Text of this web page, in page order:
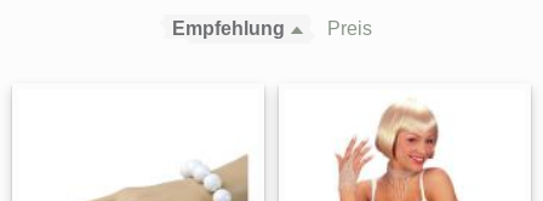
Empfehlung Preis